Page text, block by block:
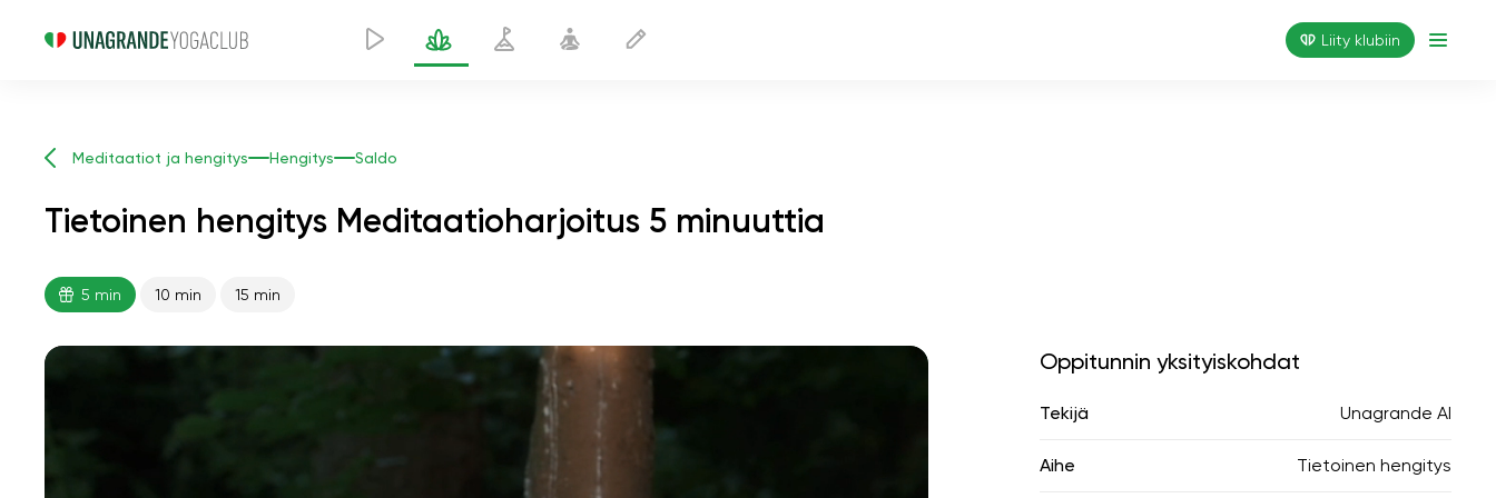
Liity klubiin
Meditaatiot ja hengitys Hengitys Saldo
Tietoinen hengitys Meditaatioharjoitus 5 minuuttia
5 min 10 min 15 min
sielun lento
sisäinen rauha
Oppitunnin yksityiskohdat
Tekijä Unagrande AI
Aihe Tietoinen hengitys